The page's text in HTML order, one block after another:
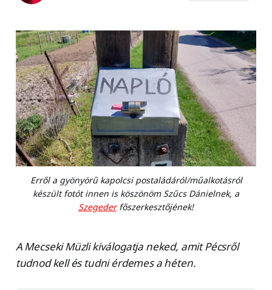
Erről a gyönyörű kapolcsi postaládáról/műalkotásról
készült fotót innen is köszönöm Szűcs Dánielnek, a
Szegederfőszerkesztőjének!
A Mecseki Müzli kiválogatja neked, amit Pécsről
tudnod kell és tudni érdemes a héten.